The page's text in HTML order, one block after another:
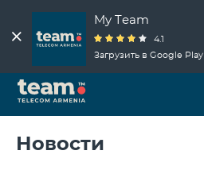
My Team
4.1
Загрузить в Google Play
Новости